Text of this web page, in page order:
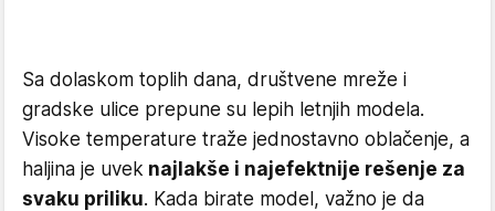
Sa dolaskom toplih dana, društvene mreže i
gradske ulice prepune su lepih letnjih modela.
Visoke temperature traže jednostavno oblačenje, a
haljina je uvek najlakše i najefektnije rešenje za
svaku priliku. Kada birate model, važno je da